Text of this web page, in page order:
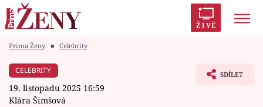
ŽIVĚ
Módní alarm
Prima Ženy ■ Celebrity
CELEBRITY
19. listopadu 2025 16:59
Klára Šimšová
SDÍLET